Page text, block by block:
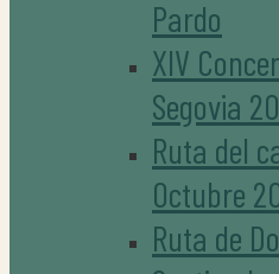
Pardo
XIV
Segovia
Ruta del
Octubre
Ruta de